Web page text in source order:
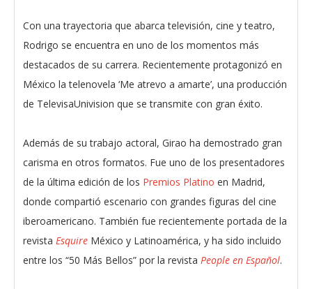
Con una trayectoria que abarca televisión, cine y teatro,
Rodrigo se encuentra en uno de los momentos más
destacados de su carrera. Recientemente protagonizó en
México la telenovela ‘Me atrevo a amarte’, una producción
de TelevisaUnivision que se transmite con gran éxito.
Además de su trabajo actoral, Girao ha demostrado gran
carisma en otros formatos. Fue uno de los presentadores
de la última edición de los Premios Platino en Madrid,
donde compartió escenario con grandes figuras del cine
iberoamericano. También fue recientemente portada de la
revista Esquire México y Latinoamérica, y ha sido incluido
entre los “50 Más Bellos” por la revista People en Español.